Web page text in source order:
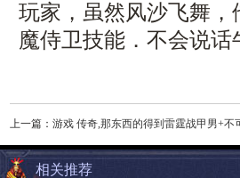
玩家，虽然风沙飞舞，
魔侍卫技能．不会说话
上一篇： 游戏 传奇,那东西的得到雷霆战甲男+不
相关推荐